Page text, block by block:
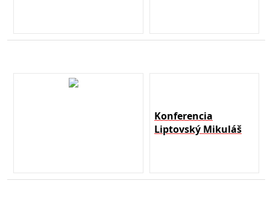
Konferencia
Liptovský Mikuláš